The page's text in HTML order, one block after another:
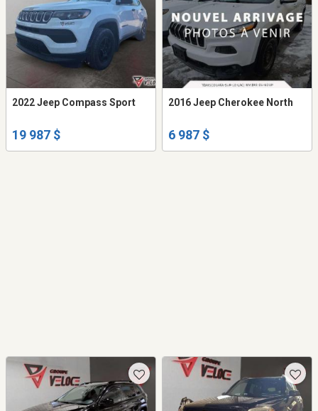
2022 Jeep Compass Sport
19 987 $
2016 Jeep Cherokee North
6 987 $